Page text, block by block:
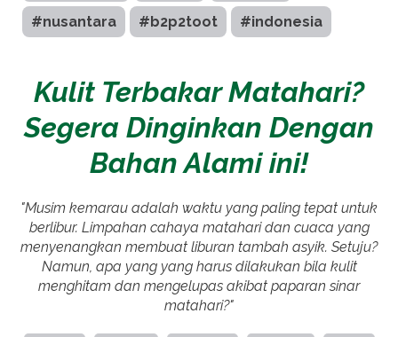
#nusantara #b2p2toot #indonesia
Kulit Terbakar Matahari?
Segera Dinginkan Dengan
Bahan Alami ini!
"Musim kemarau adalah waktu yang paling tepat untuk
berlibur. Limpahan cahaya matahari dan cuaca yang
menyenangkan membuat liburan tambah asyik. Setuju?
Namun, apa yang yang harus dilakukan bila kulit
menghitam dan mengelupas akibat paparan sinar
matahari?"